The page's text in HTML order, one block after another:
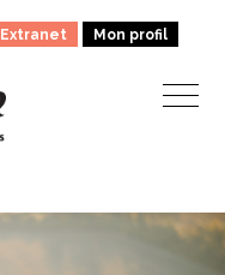
Extranet Mon profil